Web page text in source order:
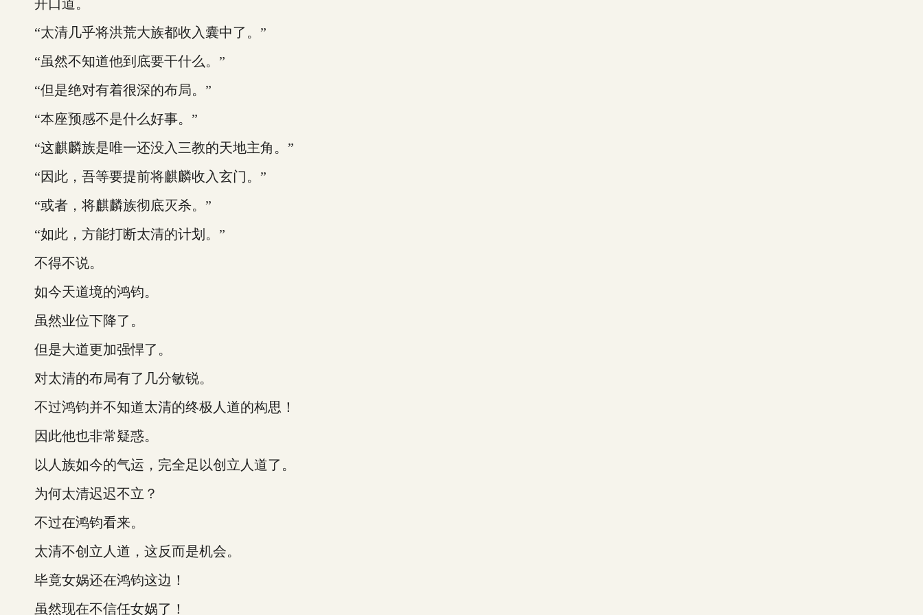
开口道。
“太清几乎将洪荒大族都收入囊中了。”
“虽然不知道他到底要干什么。”
“但是绝对有着很深的布局。”
“本座预感不是什么好事。”
“这麒麟族是唯一还没入三教的天地主角。”
“因此，吾等要提前将麒麟收入玄门。”
“或者，将麒麟族彻底灭杀。”
“如此，方能打断太清的计划。”
不得不说。
如今天道境的鸿钧。
虽然业位下降了。
但是大道更加强悍了。
对太清的布局有了几分敏锐。
不过鸿钧并不知道太清的终极人道的构思！
因此他也非常疑惑。
以人族如今的气运，完全足以创立人道了。
为何太清迟迟不立？
不过在鸿钧看来。
太清不创立人道，这反而是机会。
毕竟女娲还在鸿钧这边！
虽然现在不信任女娲了！